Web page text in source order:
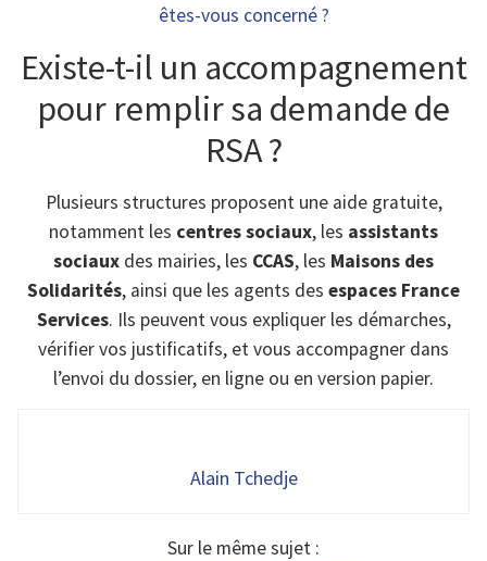
êtes-vous concerné ?
Existe-t-il un accompagnement
pour remplir sa demande de
RSA ?
Plusieurs structures proposent une aide gratuite,
notamment les centres sociaux, les assistants
sociaux des mairies, les CCAS, les Maisons des
Solidarités, ainsi que les agents des espaces France
Services. Ils peuvent vous expliquer les démarches,
vérifier vos justificatifs, et vous accompagner dans
l’envoi du dossier, en ligne ou en version papier.
Alain Tchedje
Sur le même sujet :